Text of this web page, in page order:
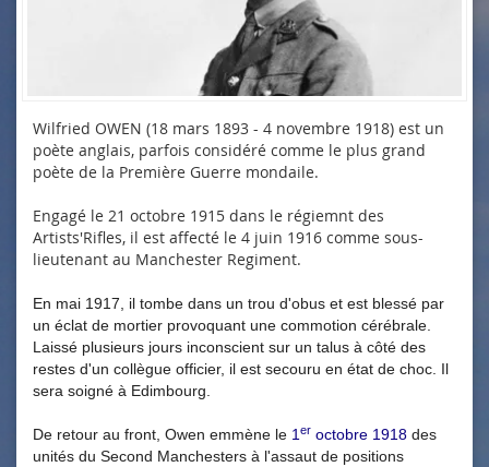
Wilfried OWEN (18 mars 1893 - 4 novembre 1918) est un
poète anglais, parfois considéré comme le plus grand
poète de la Première Guerre mondaile.
Engagé le 21 octobre 1915 dans le régiemnt des
Artists'Rifles, il est affecté le 4 juin 1916 comme sous-
lieutenant au Manchester Regiment.
En mai 1917, il tombe dans un trou d'obus et est blessé par
un éclat de mortier provoquant une commotion cérébrale.
Laissé plusieurs jours inconscient sur un talus à côté des
restes d'un collègue officier, il est secouru en état de choc. Il
sera soigné à Edimbourg.
De retour au front, Owen emmène le 1 er octobre 1918 des
unités du Second Manchesters à l'assaut de positions